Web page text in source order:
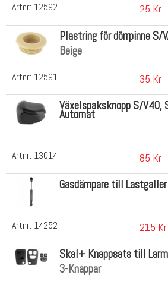
Artnr: 12592 25 Kr
Artnr: 12591
Plastring för dörrpinne S/
Beige
35 Kr
Artnr: 13014
Växelspaksknopp S/V40,
Automat
85 Kr
Artnr: 14252
Gasdämpare till
215 Kr
Skal+ Knappsats till
3-Knappar